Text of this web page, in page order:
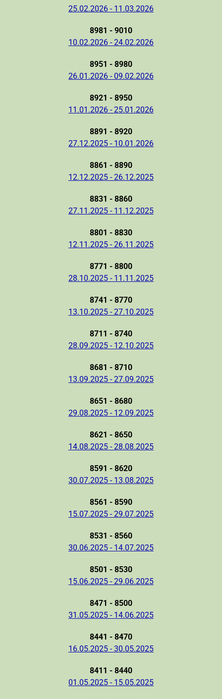
25.02.2026 - 11.03.2026
8981 - 9010
10.02.2026 - 24.02.2026
8951 - 8980
26.01.2026 - 09.02.2026
8921 - 8950
11.01.2026 - 25.01.2026
8891 - 8920
27.12.2025 - 10.01.2026
8861 - 8890
12.12.2025 - 26.12.2025
8831 - 8860
27.11.2025 - 11.12.2025
8801 - 8830
12.11.2025 - 26.11.2025
8771 - 8800
28.10.2025 - 11.11.2025
8741 - 8770
13.10.2025 - 27.10.2025
8711 - 8740
28.09.2025 - 12.10.2025
8681 - 8710
13.09.2025 - 27.09.2025
8651 - 8680
29.08.2025 - 12.09.2025
8621 - 8650
14.08.2025 - 28.08.2025
8591 - 8620
30.07.2025 - 13.08.2025
8561 - 8590
15.07.2025 - 29.07.2025
8531 - 8560
30.06.2025 - 14.07.2025
8501 - 8530
15.06.2025 - 29.06.2025
8471 - 8500
31.05.2025 - 14.06.2025
8441 - 8470
16.05.2025 - 30.05.2025
8411 - 8440
01.05.2025 - 15.05.2025